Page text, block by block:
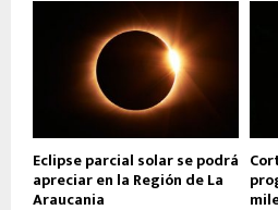
Eclipse parcial solar se podrá
apreciar en la Región de La
Araucania